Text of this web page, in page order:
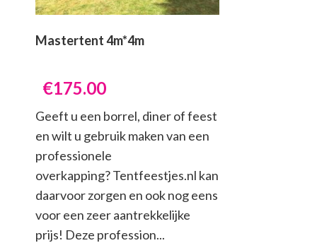
Mastertent 4m*4m
€175.00
Geeft u een borrel, diner of feest
en wilt u gebruik maken van een
professionele
overkapping? Tentfeestjes.nl kan
daarvoor zorgen en ook nog eens
voor een zeer aantrekkelijke
prijs! Deze profession...